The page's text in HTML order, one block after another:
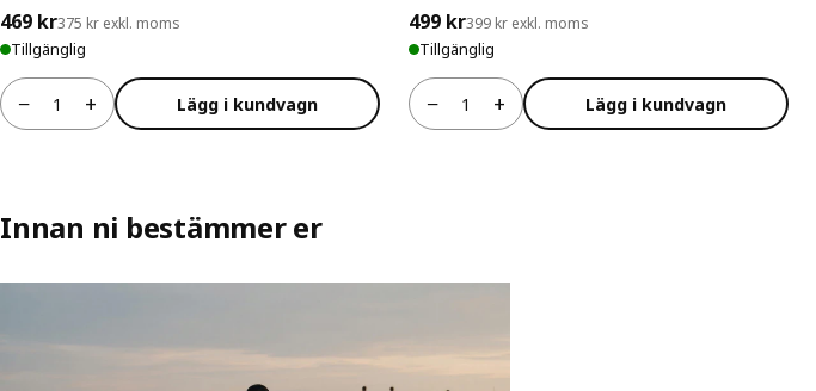
469 kr375 kr exkl. moms
Tillgänglig
−
Antal + Lägg i kundvagn
499 kr399 kr exkl. moms
Tillgänglig
−
Antal + Lägg i kundvagn
Innan ni bestämmer er